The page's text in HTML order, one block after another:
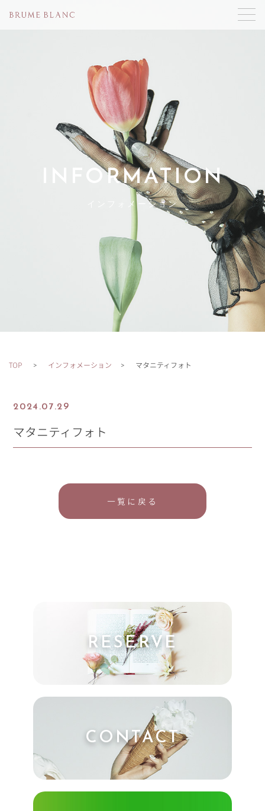
INFORMATION
インフォメーション
TOP インフォメーション マタニティフォト
2024.07.29
マタニティフォト
一覧に戻る
RESERVE
CONTACT